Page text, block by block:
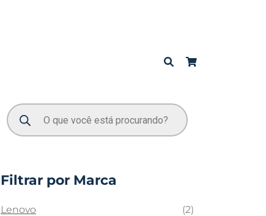
Filtrar por Marca
Lenovo (2)